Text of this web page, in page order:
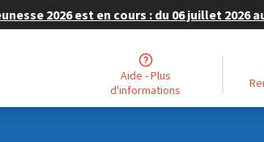
2026 est en cours : du 06 juillet 2026
Aide - Plus
d'informations